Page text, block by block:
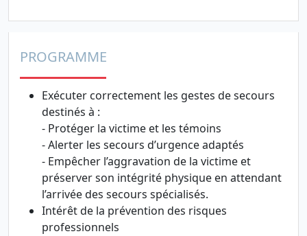
PROGRAMME
Exécuter correctement les gestes de secours
destinés à :
- Protéger la victime et les témoins
- Alerter les secours d’urgence adaptés
- Empêcher l’aggravation de la victime et
préserver son intégrité physique en attendant
l’arrivée des secours spécialisés.
Intérêt de la prévention des risques
professionnels